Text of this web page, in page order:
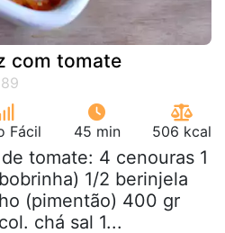
com tomate
Fácil 45 min 506 kcal
tomate: 4 cenouras 1
1/2 berinjela
(pimentão) 400 gr
chá sal 1...